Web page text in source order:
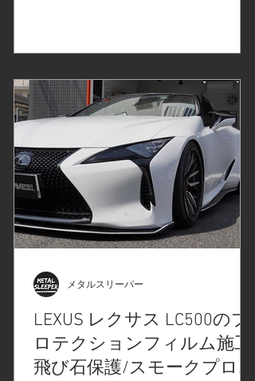
レール、ウインドーモール/アルミモー
の打ち合わせで決定したカーラッピン
グフィルムはこちら↓ #新製品#プロテ
クションフィルムPPFのご紹介
#Diamond Swell#ダイヤモンドスウェ
ル でご紹介させていただいたカラープ
ロテクションフィルムPPF/BLACK
VIOLTEブラックヴァイオレット（ライ
トスモーク）をヘッドライト、テール
レンズに施工します 3M2080カーラッ
ブラック」。光の加減で金属のような
ム。ルーフレール、ウインドーモール
に使用します フィルム施工箇所のネン
ダー処理で異物の除去、ポリッシャー
LEXUS レクサス LC500のプ
ロテクションフィルム施工/
飛び石保護/スモークプロテ
メタルスリーパー